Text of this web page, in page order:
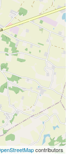
contributors